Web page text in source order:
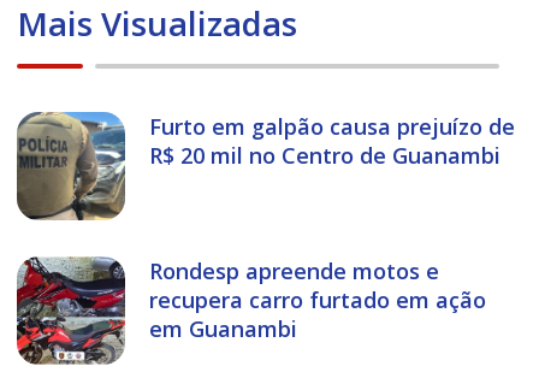
Mais Visualizadas
Furto em galpão causa prejuízo de
R$ 20 mil no Centro de Guanambi
Rondesp apreende motos e
recupera carro furtado em ação
em Guanambi